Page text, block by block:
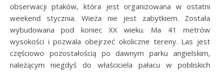
obserwacji ptaków, która jest organizowana w ostatni
weekend stycznia. Wieża nie jest zabytkiem. Została
wybudowana pod koniec XX wieku. Ma 41 metrów
wysokości i pozwala obejrzeć okoliczne tereny. Las jest
częściowo pozostałością po dawnym parku angielskim,
należącym niegdyś do właściciela pałacu w pobliskich